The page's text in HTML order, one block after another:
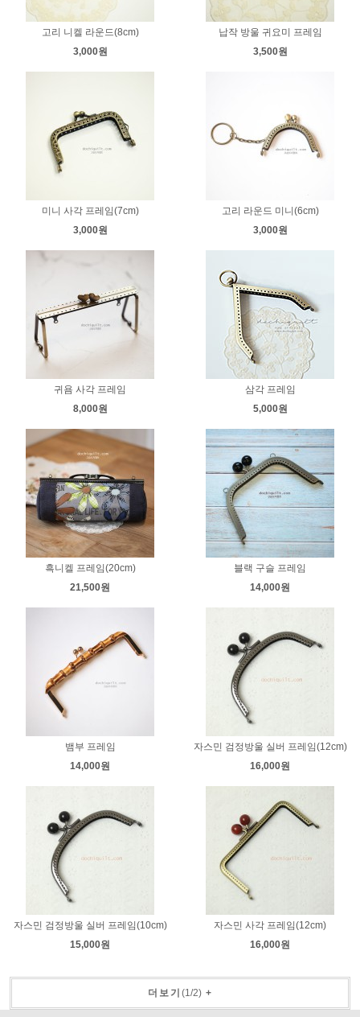
고리 니켈 라운드(8cm)
3,000원
납작 방울 귀요미 프레임
3,500원
미니 사각 프레임(7cm)
3,000원
고리 라운드 미니(6cm)
3,000원
귀욤 사각 프레임
8,000원
삼각 프레임
5,000원
흑니켈 프레임(20cm)
21,500원
블랙 구슬 프레임
14,000원
뱀부 프레임
14,000원
자스민 검정방울 실버 프레임(12cm)
16,000원
자스민 검정방울 실버 프레임(10cm)
15,000원
자스민 사각 프레임(12cm)
16,000원
더보기 (1/2)+